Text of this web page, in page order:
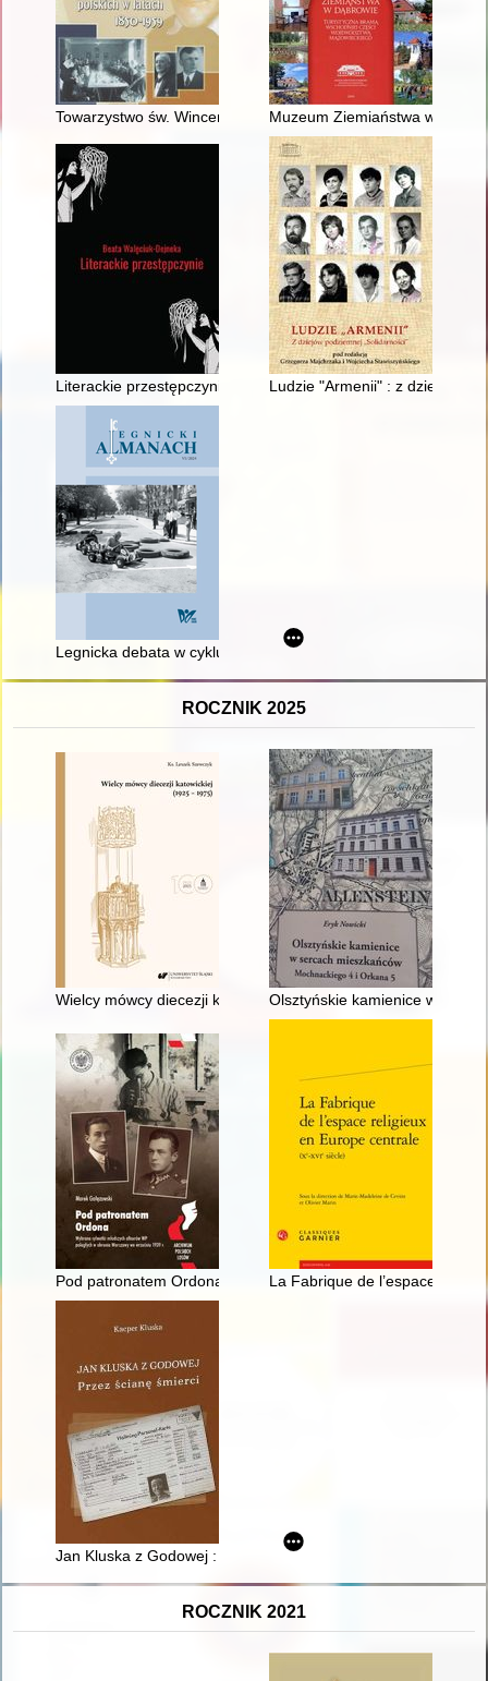
Towarzystwo św. Wincentego a Paulo na ziemiach polskich w
Muzeum Ziemiaństwa w
Literackie przestępczynie : obrazy kobiecych demonów w
Ludzie "Armenii" : z dziejów
Legnicka debata w cyklu "Między miastem a regionem" (20
ROCZNIK 2025
Wielcy mówcy diecezji katowickiej (1925-1975)
Olsztyńskie kamienice w
Pod patronatem Ordona : wybrane sylwetki młodszych
La Fabrique de l’espace
Jan Kluska z Godowej : przez ścianę śmierci
ROCZNIK 2021